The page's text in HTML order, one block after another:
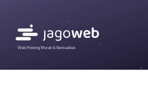
Web Hosting Murah & Berkualitas